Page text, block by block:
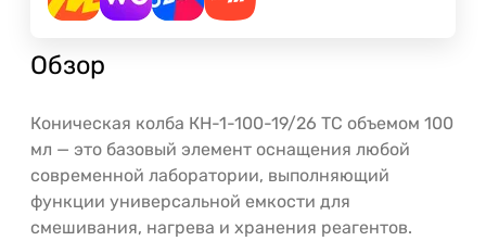
Обзор
Коническая колба КН-1-100-19/26 ТС объемом 100
мл — это базовый элемент оснащения любой
современной лаборатории, выполняющий
функции универсальной емкости для
смешивания, нагрева и хранения реагентов.